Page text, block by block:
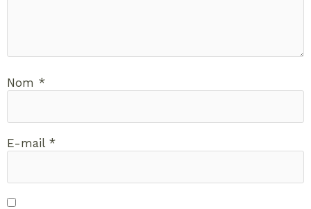
Nom *
E-mail *